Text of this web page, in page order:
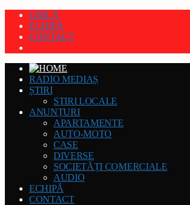
GRILĂ
ECHIPĂ
CONTACT
RADIO MEDIAȘ
ȘTIRI
STIRI LOCALE
ANUNȚURI
APARTAMENTE
AUTO-MOTO
CASE
DIVERSE
SOCIETĂȚI COMERCIALE
AUDIO
ECHIPĂ
CONTACT